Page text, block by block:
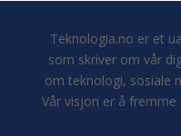
Teknologia.no er et
som skriver om vår
om teknologi, sosiale
Vår visjon er å fremme